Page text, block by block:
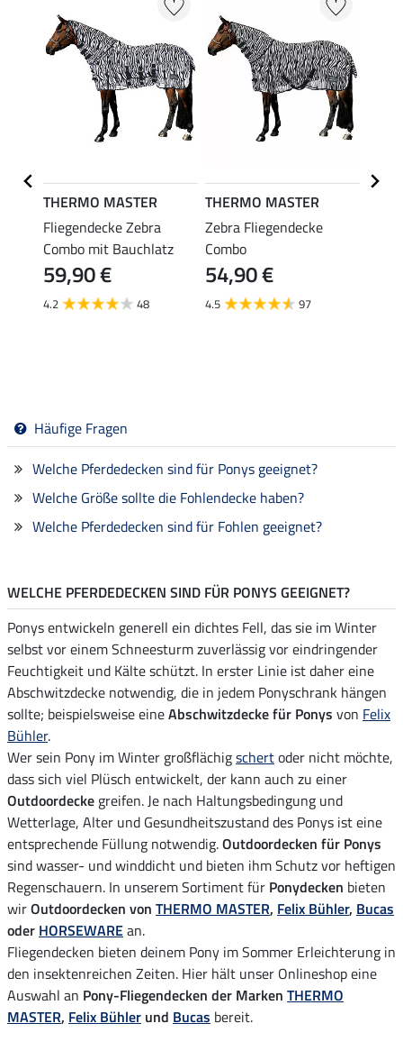
THERMO MASTER
Fliegendecke Zebra
Combo mit Bauchlatz
59,90 €
4.2 48
THERMO MASTER
Zebra Fliegendecke
Combo
54,90 €
4.5 97
Häufige Fragen
Welche Pferdedecken sind für Ponys geeignet?
Welche Größe sollte die Fohlendecke haben?
Welche Pferdedecken sind für Fohlen geeignet?
WELCHE PFERDEDECKEN SIND FÜR PONYS GEEIGNET?
Ponys entwickeln generell ein dichtes Fell, das sie im Winter
selbst vor einem Schneesturm zuverlässig vor eindringender
Feuchtigkeit und Kälte schützt. In erster Linie ist daher eine
Abschwitzdecke notwendig, die in jedem Ponyschrank hängen
sollte; beispielsweise eineAbschwitzdecke für Ponys von Felix
Bühler.
Wer sein Pony im Winter großflächigschertoder nicht möchte,
dass sich viel Plüsch entwickelt, der kann auch zu einer
Outdoordecke greifen. Je nach Haltungsbedingung und
Wetterlage, Alter und Gesundheitszustand des Ponys ist eine
entsprechende Füllung notwendig.Outdoordecken für Ponys
sind wasser- und winddicht und bieten ihm Schutz vor heftigen
Regenschauern. In unserem Sortiment für Ponydecken bieten
wirOutdoordecken von THERMO MASTER, Felix Bühler, Bucas
oder HORSEWAREan.
Fliegendecken bieten deinem Pony im Sommer Erleichterung in
den insektenreichen Zeiten. Hier hält unser Onlineshop eine
Auswahl an Pony-Fliegendecken der Marken THERMO
MASTER, Felix Bühler und Bucas bereit.